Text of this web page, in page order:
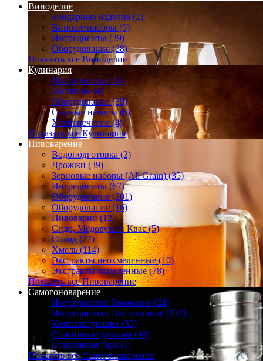
Виноделие
Бондарные изделия (2)
Винные наборы (9)
Ингредиенты (39)
Оборудование (38)
Показать все Виноделие
Кулинария
Ингредиенты (14)
Копчение (4)
Оборудование (39)
Сырные наборы (6)
Хлебопечение (4)
Показать все Кулинария
Пивоварение
Водоподготовка (2)
Дрожжи (39)
Зерновые наборы (All Grain) (35)
Ингредиенты (67)
Оборудование (201)
Оборудование (16)
Пивоварни (12)
Сидр, Медовуха и Квас (5)
Солод (27)
Хмель (114)
Экстракты неохмеленные (10)
Экстракты охмеленные (78)
Показать все Пивоварение
Самогоноварение
Ингредиенты: Брожение (24)
Ингредиенты: Настаивание (137)
Комплектующие (35)
Спиртовые дрожжи (48)
Стеклянная тара (1)
Показать все Самогоноварение